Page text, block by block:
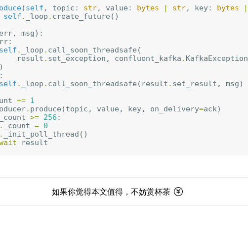
(self , topic : str, value : bytes | str, key: bytes |
self . _loop . create_future ()
err, msg):
:
self . _loop . call_soon_threadsafe (
result . set_exception , confluent_kafka . KafkaException
)
self . _loop . call_soon_threadsafe ( result . set_result , msg)
+=
1
. produce (topic , value , key, on_delivery=ack)
_count >= 256 :
. _count =
0
. _init_poll_thread ()
result
如果你觉得本文值得，不妨赏杯茶